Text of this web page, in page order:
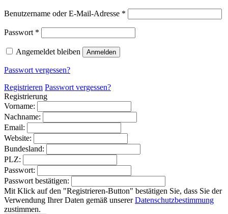
Benutzername oder E-Mail-Adresse *
Passwort *
Angemeldet bleiben Anmelden
Passwort vergessen?
Registrieren Passwort vergessen?
Registrierung
Vorname:
Nachname:
Email:
Website:
Bundesland:
PLZ:
Passwort:
Passwort bestätigen:
Mit Klick auf den "Registrieren-Button" bestätigen Sie, dass Sie der
Verwendung Ihrer Daten gemäß unsererDatenschutzbestimmung
zustimmen.